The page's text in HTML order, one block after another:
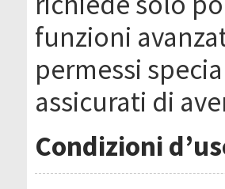
funzioni
permessi
assicurati di
Condizioni